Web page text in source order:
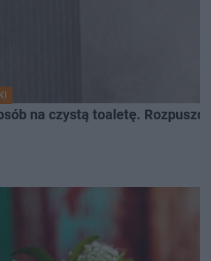
na czystą toaletę.